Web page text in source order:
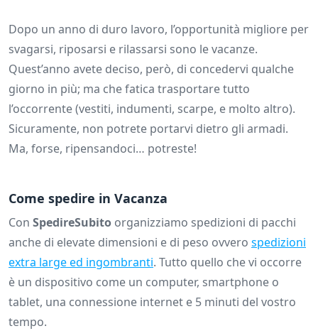
Dopo un anno di duro lavoro, l’opportunità migliore per
svagarsi, riposarsi e rilassarsi sono le vacanze.
Quest’anno avete deciso, però, di concedervi qualche
giorno in più; ma che fatica trasportare tutto
l’occorrente (vestiti, indumenti, scarpe, e molto altro).
Sicuramente, non potrete portarvi dietro gli armadi.
Ma, forse, ripensandoci… potreste!
Come spedire in Vacanza
Con SpedireSubito organizziamo spedizioni di pacchi
anche di elevate dimensioni e di peso ovvero spedizioni
extra large ed ingombranti. Tutto quello che vi occorre
è un dispositivo come un computer, smartphone o
tablet, una connessione internet e 5 minuti del vostro
tempo.